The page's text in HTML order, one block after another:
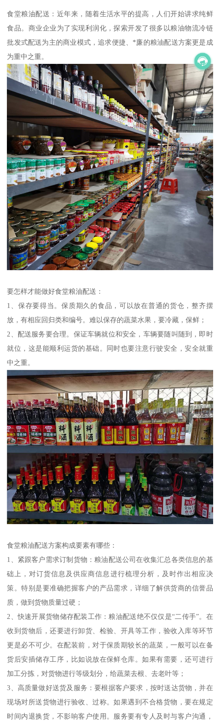
食堂粮油配送：近年来，随着生活水平的提高，人们开始讲求纯鲜
食品。商业企业为了实现利润化，探索开发了很多以粮油物流冷链
批发式配送为主的商业模式，追求便捷、*廉的粮油配送方案更是成
为重中之重。
要怎样才能做好食堂粮油配送：
1、保存要得当。保质期久的食品，可以放在普通的货仓，整齐摆
放，有相应回归类和编号。难以保存的蔬菜水果，要冷藏，保鲜；
2、配送服务要合理。保证车辆就位和安全，车辆要随叫随到，即时
就位，这是能顺利运货的基础。同时也要注意行驶安全，安全就重
中之重。
食堂粮油配送方案构成要素有哪些：
1、紧跟客户需求订制货物：粮油配送公司在收集汇总各类信息的基
础上，对订货信息及供应商信息进行梳理分析，及时作出相应决
策。特别是要准确把握客户的产品需求，详细了解供货商的信誉品
质，做到货物质量过硬；
2、快速开展货物储存配装工作：粮油配送绝不仅仅是“二传手”。在
收到货物后，还要进行卸货、检验、开具等工作，验收入库等环节
更是必不可少。在配装前，对于保质期较长的蔬菜，一般可以在备
货后安插储存工序，比如说放在保鲜仓库。如果有需要，还可进行
加工分拣，对货物进行等级划分，给蔬菜去根、去老叶等；
3、高质量做好送货及服务：要根据客户要求，按时送达货物，并在
现场对所送货物进行验收、过称。如果遇到不合格货物，要在规定
时间内退换货，不影响客户使用。服务要有专人及时与客户沟通，